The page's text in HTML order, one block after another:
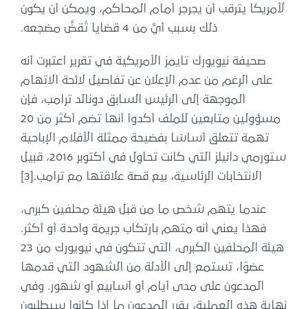
لأمريكا يترقب أن يجرجر أمام المحاكم، ويمكن أن يكون
ذلك بسبب أيٍّ من 4 قضايا تُقضُّ مضجعه.
صحيفة نيويورك تايمز الأمريكية في تقرير اعتبرت أنه
على الرغم من عدم الإعلان عن تفاصيل لائحة الاتهام
الموجهة إلى الرئيس السابق دونالد ترامب، فإن
مسؤولين متابعين للملف أكدوا أنها تضم أكثر من 20
تهمة تتعلق أساسًا بفضيحة ممثلة الأفلام الإباحية
ستورمي دانيلز التي كانت تحاول في أكتوبر 2016، قبيل
الانتخابات الرئاسية، بيع قصة علاقتها مع ترامب.[3]
عندما يتهم شخص ما من قبل هيئة محلفين كبرى،
فهذا يعني أنه متهم بارتكاب جريمة واحدة أو أكثر.
هيئة المحلفين الكبرى، التي تتكون في نيويورك من 23
عضوًا، تستمع إلى الأدلة من الشهود التي قدمها
المدعون على مدى أيام أو أسابيع أو شهور. وفي
نهاية هذه العملية، يقرر المدعون ما إذا كانوا سيطلبون